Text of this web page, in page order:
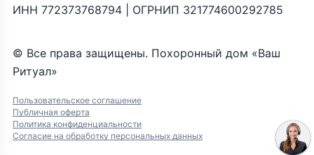
© Все права защищены. Похоронный дом «Ваш
Ритуал»
Пользовательское соглашение
Публичная оферта
Политика конфиденциальности
Согласие на обработку персональных данных
ИНН 772373768794 | ОГРНИП 321774600292785